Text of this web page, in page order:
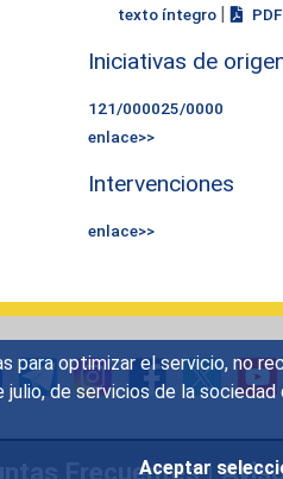
para optimizar el servicio, no
julio, de servicios de la
Aceptar
texto íntegro | PDF
Iniciativas de
121/000025/0000
enlace>>
Intervenciones
enlace>>
Frecuentes|